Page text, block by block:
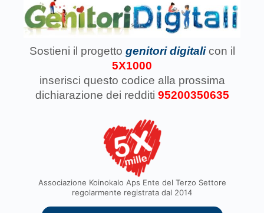
Sostieni il progetto genitori digitali con il
5X1000
inserisci questo codice alla prossima
dichiarazione dei redditi 95200350635
Associazione Koinokalo Aps Ente del Terzo Settore
regolarmente registrata dal 2014